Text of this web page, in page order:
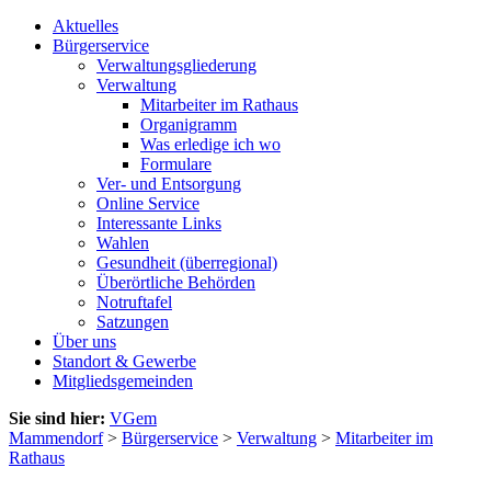
Aktuelles
Bürgerservice
Verwaltungsgliederung
Verwaltung
Mitarbeiter im Rathaus
Organigramm
Was erledige ich wo
Formulare
Ver- und Entsorgung
Online Service
Interessante Links
Wahlen
Gesundheit (überregional)
Überörtliche Behörden
Notruftafel
Satzungen
Über uns
Standort & Gewerbe
Mitgliedsgemeinden
Sie sind hier: VGem
Mammendorf> Bürgerservice > Verwaltung > Mitarbeiter im
Rathaus